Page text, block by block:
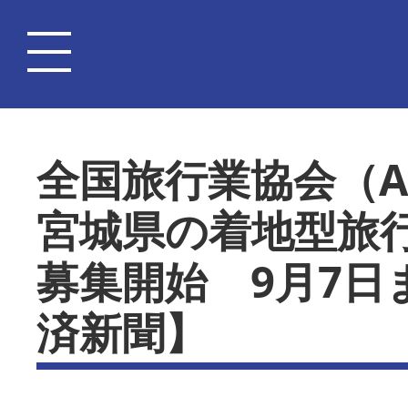
全国旅行業協会（
宮城県の着地型旅
募集開始 9月7日
済新聞】